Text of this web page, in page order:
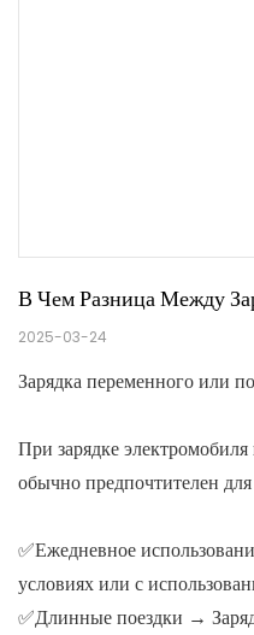
В Чем Разница Между
2025-03-24
Зарядка переменного или
При зарядке
обычно предпочтителен
✅Ежедневное
условиях или с
✅Длинные поездки →